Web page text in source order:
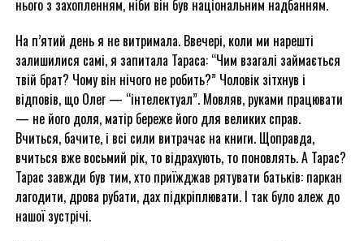
нього з захопленням, ніби він був національним надбанням.
На п’ятий день я не витримала. Ввечері, коли ми нарешті
залишилися самі, я запитала Тараса: “Чим взагалі займається
твій брат? Чому він нічого не робить?” Чоловік зітхнув і
відповів, що Олег — “інтелектуал”. Мовляв, руками працювати
— не його доля, матір береже його для великих справ.
Вчиться, бачите, і всі сили витрачає на книги. Щоправда,
вчиться вже восьмий рік, то відрахують, то поновлять. А Тарас?
Тарас завжди був тим, хто приїжджав рятувати батьків: паркан
лагодити, дрова рубати, дах підкріплювати. І так було алеж до
нашої зустрічі.